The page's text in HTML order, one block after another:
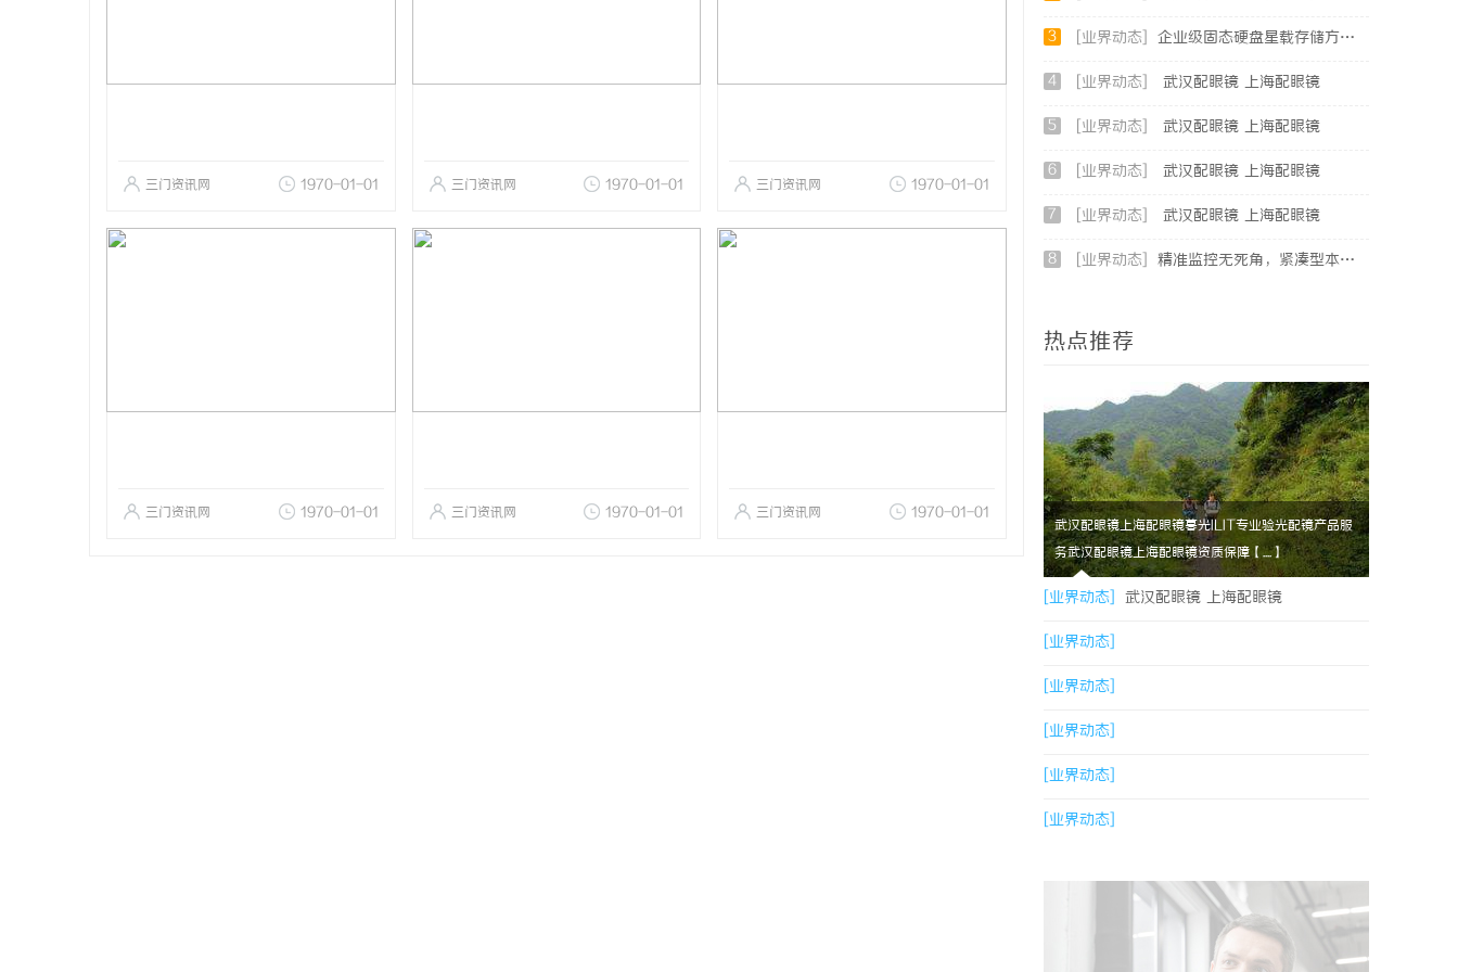
三门资讯网 1970-01-01 三门资讯网 1970-01-01 三门资讯网 1970-01-01
三门资讯网 1970-01-01 三门资讯网 1970-01-01 三门资讯网 1970-01-01
3 [业界动态] 企业级固态硬盘星载存储方案选购指南
4 [业界动态] 武汉配眼镜 上海配眼镜
5 [业界动态] 武汉配眼镜 上海配眼镜
6 [业界动态] 武汉配眼镜 上海配眼镜
7 [业界动态] 武汉配眼镜 上海配眼镜
8 [业界动态] 精准监控无死角，紧凑型本安球机赋能安全管理
热点推荐
武汉配眼镜上海配眼镜暮光ILIT专业验光配镜产品服
务武汉配眼镜上海配眼镜资质保障【....】
[业界动态] 武汉配眼镜 上海配眼镜
[业界动态]
[业界动态]
[业界动态]
[业界动态]
[业界动态]